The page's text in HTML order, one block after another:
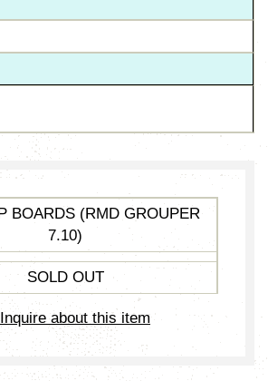
BOARDS (RMD GROUPER
7.10)
SOLD OUT
about this item